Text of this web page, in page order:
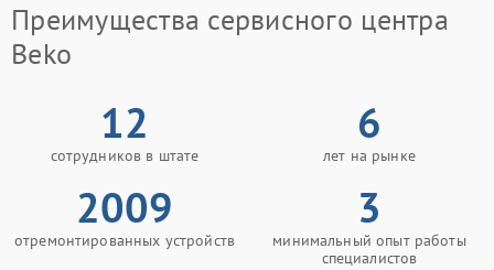
Преимущества сервисного центра
Beko
12
сотрудников в штате
6
лет на рынке
2009
отремонтированных устройств
3
минимальный опыт работы
специалистов